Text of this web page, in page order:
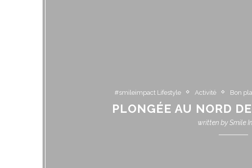
#smileimpact Lifestyle Activité Bon
PLONGÉE AU NORD
written bySmile